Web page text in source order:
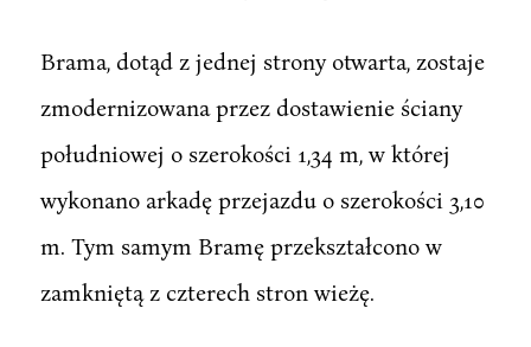
Brama, dotąd z jednej strony otwarta, zostaje
zmodernizowana przez dostawienie ściany
południowej o szerokości 1,34 m, w której
wykonano arkadę przejazdu o szerokości 3,10
m. Tym samym Bramę przekształcono w
zamkniętą z czterech stron wieżę.